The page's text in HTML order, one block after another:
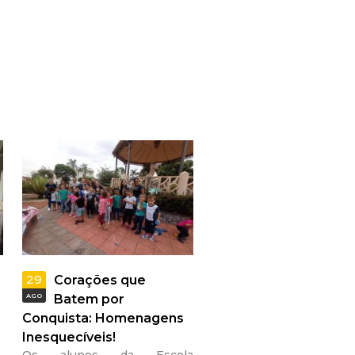
29
AGO
Corações que
Batem por
Conquista: Homenagens
Inesquecíveis!